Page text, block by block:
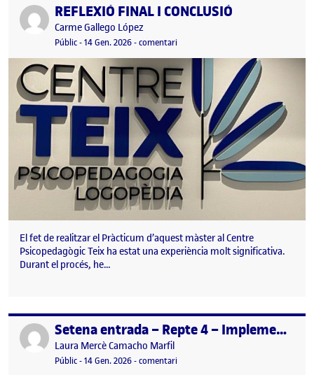
Publicat perREFLEXIÓ FINAL I CONCLUSIÓ
Publicat per
Carme Gallego López
Visibilitat:
Públic-Data de publicació
14 Gen. 2026-comentariel REFLEXIÓ FINAL I CONCLUSIÓ
El fet de realitzar el Pràcticum d’aquest màster al Centre
Psicopedagògic Teix ha estat una experiència molt significativa.
Durant el procés, he…
Publicat per Setena entrada – Repte 4 – Implementació dels punts de millora
Publicat per
Laura Mercè Camacho Marfil
Visibilitat:
Públic-Data de publicació
14 Gen. 2026-comentariel Setena entrada – Repte 4 –